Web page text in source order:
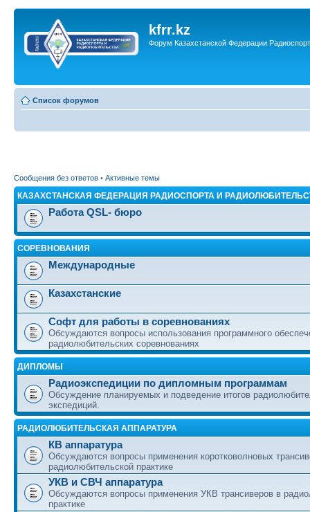
kfrr.kz
Форум Казахстанской Федерации
Список форумов
Сообщения без ответов • Активные темы
КАЗАХСТАНСКАЯ ФЕДЕРАЦИЯ РАДИОСПОРТА И
Работа QSL- бюро
СОРЕВНОВАНИЯ
Международные
Казахстанские
Софт для работы в соревнованиях
Обсуждаются вопросы использования программного
радиолюбительских соревнованиях
ДИПЛОМЫ
Радиоэкспедиции по дипломным программам
Обсуждение планируемых и подведение итогов
экспедиций.
РАДИОЛЮБИТЕЛЬСКАЯ АППАРАТУРА
КВ аппаратура
Обсуждаются вопросы применения коротковолновых
радиолюбительской практике
УКВ и СВЧ аппаратура
Обсуждаются вопросы применения УКВ трансиверов в
практике